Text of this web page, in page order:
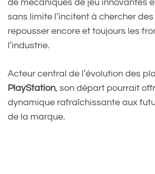
de mécaniques de jeu innovantes
sans limite l’incitent à chercher
repousser encore et toujours les
l’industrie.
Acteur central de l’évolution des
PlayStation, son départ pourrait
dynamique rafraîchissante aux
de la marque.